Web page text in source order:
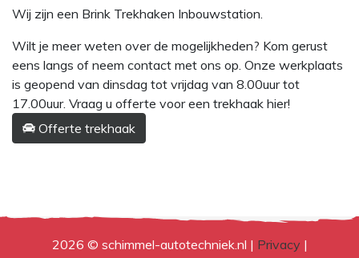
Wij zijn een Brink Trekhaken Inbouwstation.
Wilt je meer weten over de mogelijkheden? Kom gerust
eens langs of neem contact met ons op. Onze werkplaats
is geopend van dinsdag tot vrijdag van 8.00uur tot
17.00uur. Vraag u offerte voor een trekhaak hier!
Offerte trekhaak
2026 © schimmel-autotechniek.nl | Privacy |